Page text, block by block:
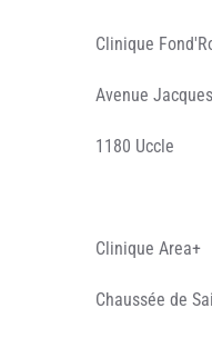
Clinique
Avenue
1180 Uccle
Clinique Area+
Chaussée de